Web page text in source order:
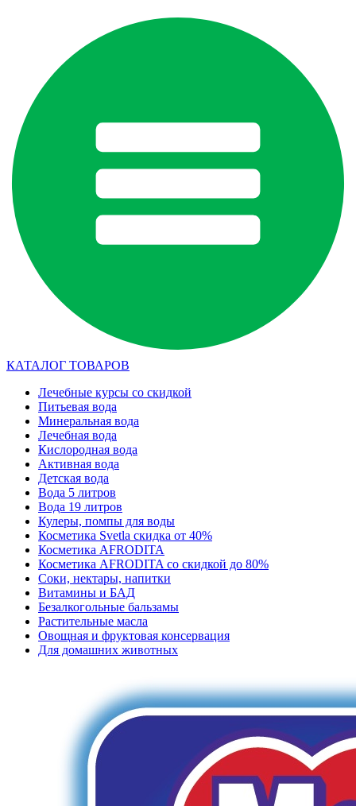
КАТАЛОГ ТОВАРОВ
Лечебные курсы со скидкой
Питьевая вода
Минеральная вода
Лечебная вода
Кислородная вода
Активная вода
Детская вода
Вода 5 литров
Вода 19 литров
Кулеры, помпы для воды
Косметика Svetla скидка от 40%
Косметика AFRODITA
Косметика AFRODITA со скидкой до 80%
Соки, нектары, напитки
Витамины и БАД
Безалкогольные бальзамы
Растительные масла
Овощная и фруктовая консервация
Для домашних животных